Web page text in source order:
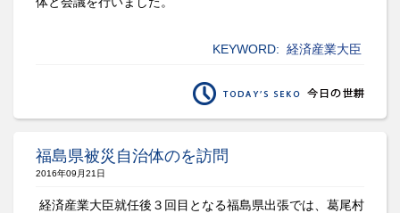
KEYWORD: 経済産業大臣
福島県被災自治体のを訪問
2016年09月21日
経済産業大臣就任後３回目となる福島県出張では、葛尾村